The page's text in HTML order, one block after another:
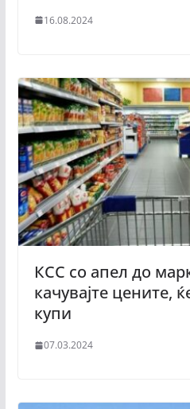
16.08.2024
КСС со апел до
качувајте цените,
купи
07.03.2024